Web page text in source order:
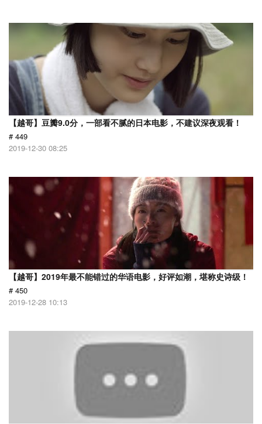
【越哥】豆瓣9.0分，一部看不腻的日本电影，不建议深夜观看！
# 449
2019-12-30 08:25
【越哥】2019年最不能错过的华语电影，好评如潮，堪称史诗级！
# 450
2019-12-28 10:13